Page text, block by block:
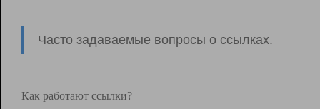
Часто задаваемые вопросы о ссылках.
Как работают ссылки?